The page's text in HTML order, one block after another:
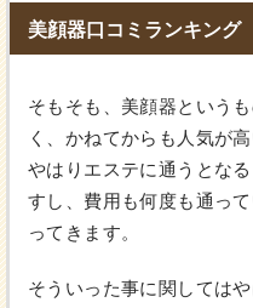
美顔器口コミランキング
そもそも、美顔器という
く、かねてからも人気が
やはりエステに通うとな
すし、費用も何度も通っ
ってきます。
そういった事に関しては